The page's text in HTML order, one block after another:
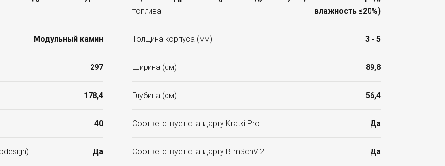
топлива
влажность ≤20%)
Модульный камин Толщина корпуса (мм) 3 - 5
297 Ширина (см) 89,8
178,4 Глубина (см) 56,4
40 Соответствует стандарту Kratki Pro Да
Да Соответствует стандарту BImSchV 2 Да